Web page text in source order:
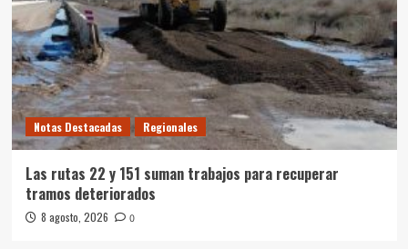
Notas Destacadas Regionales
Las rutas 22 y 151 suman trabajos para recuperar
tramos deteriorados
8 agosto, 2026 0